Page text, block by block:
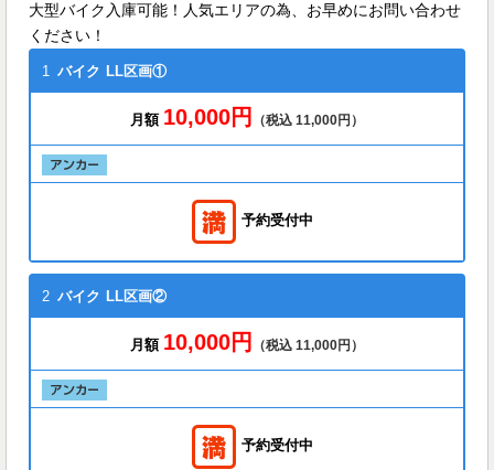
大型バイク入庫可能！人気エリアの為、お早めにお問い合わせ
ください！
1 バイク LL区画①
月額 10,000円 （税込 11,000円）
予約受付中
2 バイク LL区画②
月額 10,000円 （税込 11,000円）
予約受付中